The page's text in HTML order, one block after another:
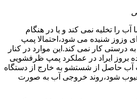
را تخلیه نمی کند و یا در هنگام
وزوز شنیده می شود،احتمالا پمپ
درستی کار نمی کند.این موارد در کنار
بروز ایراد در عملکرد پمپ ظرفشویی
حاصل از شستشو به خارج از دستگاه
شود،روند خروجی آب به صورت